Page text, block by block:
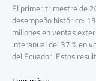
El primer trimestre de
desempeño histórico:
millones en ventas
interanual del 37 % en
del Ecuador. Estos